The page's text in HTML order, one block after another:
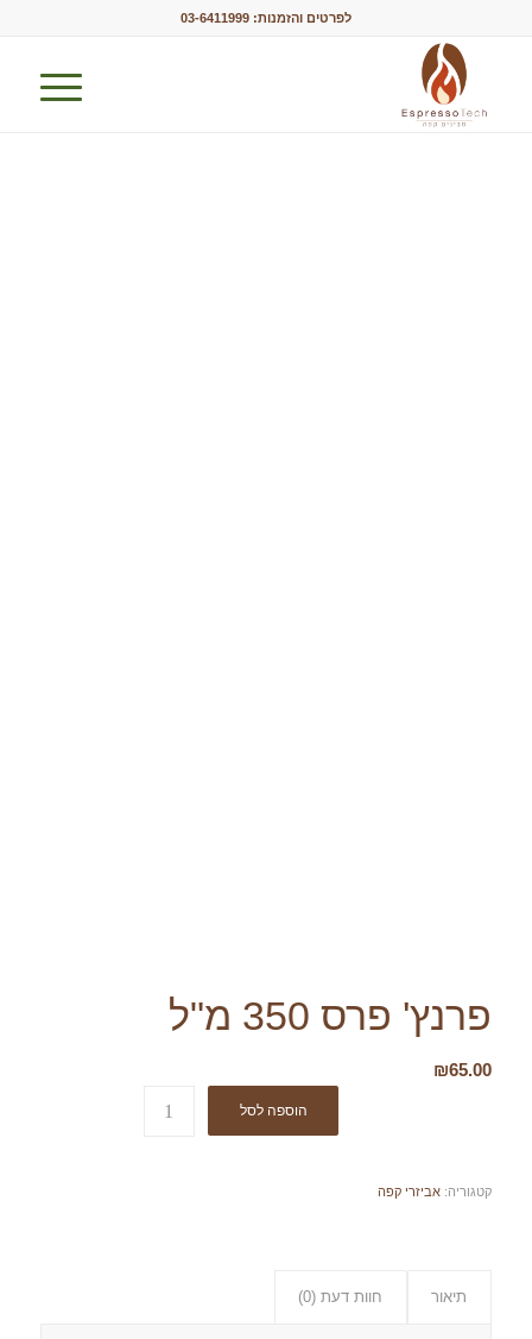
לפרטים והזמנות: 03-6411999
פרנץ' פרס 350 מ"ל
₪65.00
הוספה לסל
קטגוריה: אביזרי קפה
תיאור חוות דעת (0)